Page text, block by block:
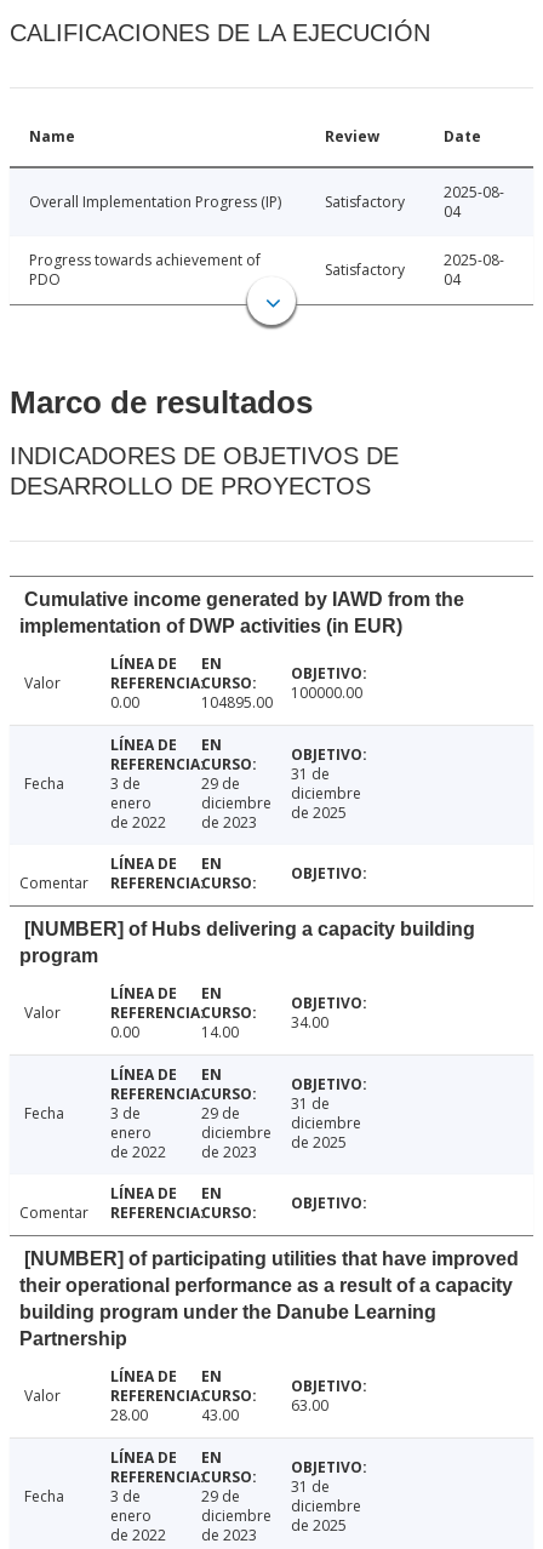
CALIFICACIONES DE LA EJECUCIÓN
Name Review Date
Overall Implementation Progress (IP) Satisfactory
2025-08-
04
Progress towards achievement of
PDO
Satisfactory
2025-08-
04
Marco de resultados
INDICADORES DE OBJETIVOS DE
DESARROLLO DE PROYECTOS
Cumulative income generated by IAWD from the
implementation of DWP activities (in EUR)
Valor
0.00
104895.00 100000.00
Fecha
3 de
enero
de 2022
29 de
diciembre
de 2023
31 de
diciembre
de 2025
Comentar
[NUMBER] of Hubs delivering a capacity building
program
Valor
0.00
14.00 34.00
Fecha
3 de
enero
de 2022
29 de
diciembre
de 2023
31 de
diciembre
de 2025
Comentar
[NUMBER] of participating utilities that have improved
their operational performance as a result of a capacity
building program under the Danube Learning
Partnership
Valor
28.00
43.00 63.00
Fecha
3 de
enero
de 2022
29 de
diciembre
de 2023
31 de
diciembre
de 2025